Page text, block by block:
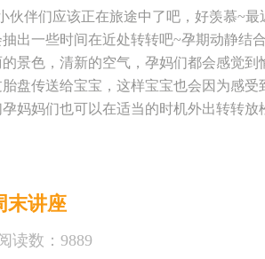
员及准妈妈们报名预约后均可参加 课程
店 地址：边东街东泰城市之光南区（
路 公交站名：黄雁村 预约电话：029-
伙伴们应该正在旅途中了吧，好羡慕~最
出一些时间在近处转转吧~孕期动静结
景色，清新的空气，孕妈们都会感觉
盘传送给宝宝，这样宝宝也会因为感
妈妈们也可以在适当的时机外出转转
》，欢迎各位孕妈妈来参加，小编还会
参加 课程内容：产前备产课 活动地点
末讲座
读数： 9889